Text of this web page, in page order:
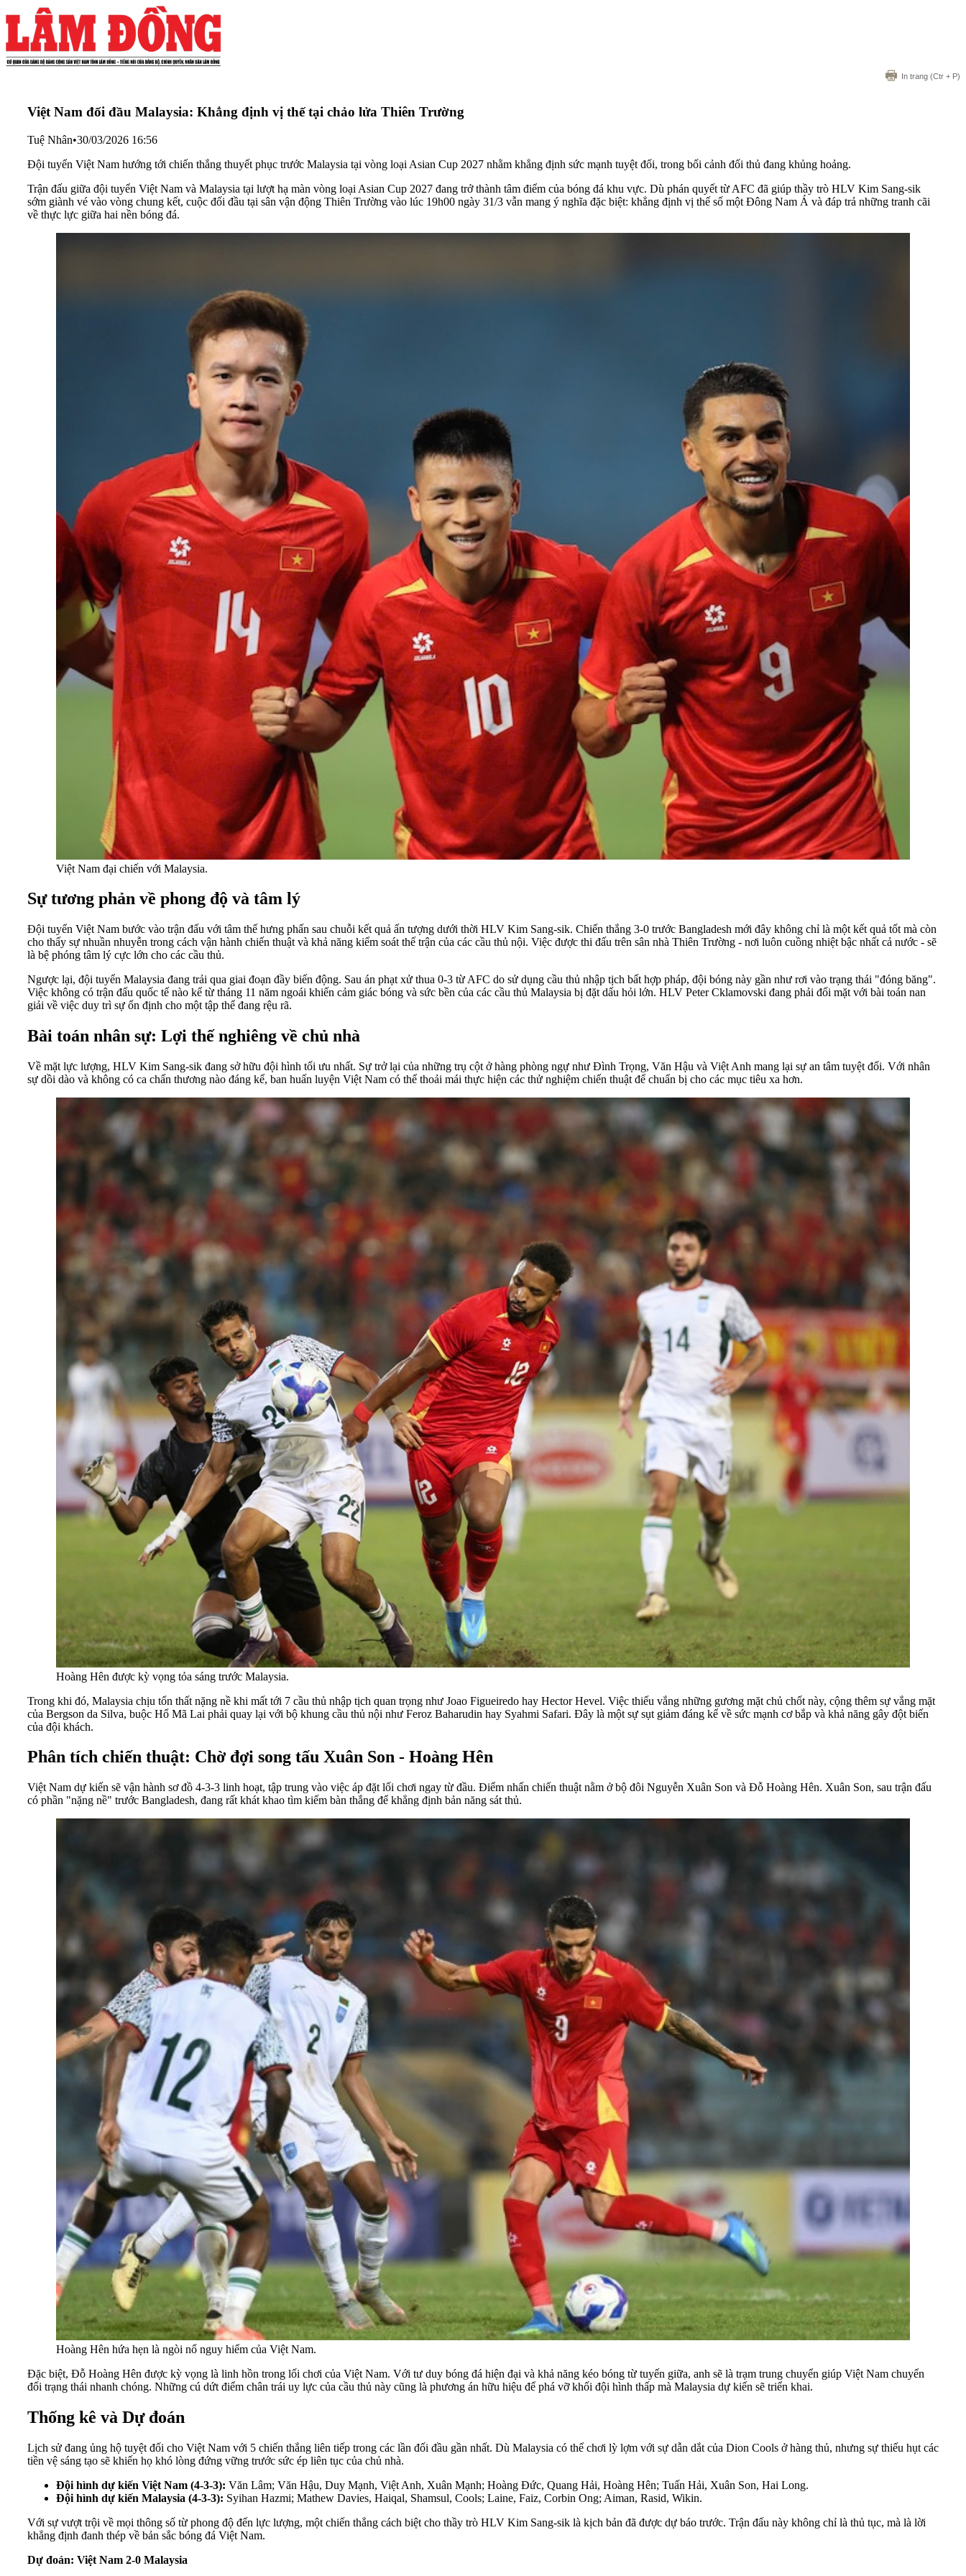
In trang (Ctr + P)
Việt Nam đối đầu Malaysia: Khẳng định vị thế tại chảo lửa Thiên Trường
Tuệ Nhân•30/03/2026 16:56
Đội tuyển Việt Nam hướng tới chiến thắng thuyết phục trước Malaysia tại vòng loại Asian Cup 2027 nhằm khẳng định sức mạnh tuyệt đối, trong bối cảnh đối thủ đang khủng hoảng.
Trận đấu giữa đội tuyển Việt Nam và Malaysia tại lượt hạ màn vòng loại Asian Cup 2027 đang trở thành tâm điểm của bóng đá khu vực. Dù phán quyết từ AFC đã giúp thầy trò HLV Kim Sang-sik
sớm giành vé vào vòng chung kết, cuộc đối đầu tại sân vận động Thiên Trường vào lúc 19h00 ngày 31/3 vẫn mang ý nghĩa đặc biệt: khẳng định vị thế số một Đông Nam Á và đáp trả những tranh cãi
về thực lực giữa hai nền bóng đá.
Việt Nam đại chiến với Malaysia.
Sự tương phản về phong độ và tâm lý
Đội tuyển Việt Nam bước vào trận đấu với tâm thế hưng phấn sau chuỗi kết quả ấn tượng dưới thời HLV Kim Sang-sik. Chiến thắng 3-0 trước Bangladesh mới đây không chỉ là một kết quả tốt mà còn
cho thấy sự nhuần nhuyễn trong cách vận hành chiến thuật và khả năng kiểm soát thế trận của các cầu thủ nội. Việc được thi đấu trên sân nhà Thiên Trường - nơi luôn cuồng nhiệt bậc nhất cả nước - sẽ
là bệ phóng tâm lý cực lớn cho các cầu thủ.
Ngược lại, đội tuyển Malaysia đang trải qua giai đoạn đầy biến động. Sau án phạt xử thua 0-3 từ AFC do sử dụng cầu thủ nhập tịch bất hợp pháp, đội bóng này gần như rơi vào trạng thái "đóng băng".
Việc không có trận đấu quốc tế nào kể từ tháng 11 năm ngoái khiến cảm giác bóng và sức bền của các cầu thủ Malaysia bị đặt dấu hỏi lớn. HLV Peter Cklamovski đang phải đối mặt với bài toán nan
giải về việc duy trì sự ổn định cho một tập thể đang rệu rã.
Bài toán nhân sự: Lợi thế nghiêng về chủ nhà
Về mặt lực lượng, HLV Kim Sang-sik đang sở hữu đội hình tối ưu nhất. Sự trở lại của những trụ cột ở hàng phòng ngự như Đình Trọng, Văn Hậu và Việt Anh mang lại sự an tâm tuyệt đối. Với nhân
sự dồi dào và không có ca chấn thương nào đáng kể, ban huấn luyện Việt Nam có thể thoải mái thực hiện các thử nghiệm chiến thuật để chuẩn bị cho các mục tiêu xa hơn.
Hoàng Hên được kỳ vọng tỏa sáng trước Malaysia.
Trong khi đó, Malaysia chịu tổn thất nặng nề khi mất tới 7 cầu thủ nhập tịch quan trọng như Joao Figueiredo hay Hector Hevel. Việc thiếu vắng những gương mặt chủ chốt này, cộng thêm sự vắng mặt
của Bergson da Silva, buộc Hổ Mã Lai phải quay lại với bộ khung cầu thủ nội như Feroz Baharudin hay Syahmi Safari. Đây là một sự sụt giảm đáng kể về sức mạnh cơ bắp và khả năng gây đột biến
của đội khách.
Phân tích chiến thuật: Chờ đợi song tấu Xuân Son - Hoàng Hên
Việt Nam dự kiến sẽ vận hành sơ đồ 4-3-3 linh hoạt, tập trung vào việc áp đặt lối chơi ngay từ đầu. Điểm nhấn chiến thuật nằm ở bộ đôi Nguyễn Xuân Son và Đỗ Hoàng Hên. Xuân Son, sau trận đấu
có phần "nặng nề" trước Bangladesh, đang rất khát khao tìm kiếm bàn thắng để khẳng định bản năng sát thủ.
Hoàng Hên hứa hẹn là ngòi nổ nguy hiểm của Việt Nam.
Đặc biệt, Đỗ Hoàng Hên được kỳ vọng là linh hồn trong lối chơi của Việt Nam. Với tư duy bóng đá hiện đại và khả năng kéo bóng từ tuyến giữa, anh sẽ là trạm trung chuyển giúp Việt Nam chuyển
đổi trạng thái nhanh chóng. Những cú dứt điểm chân trái uy lực của cầu thủ này cũng là phương án hữu hiệu để phá vỡ khối đội hình thấp mà Malaysia dự kiến sẽ triển khai.
Thống kê và Dự đoán
Lịch sử đang ủng hộ tuyệt đối cho Việt Nam với 5 chiến thắng liên tiếp trong các lần đối đầu gần nhất. Dù Malaysia có thể chơi lỳ lợm với sự dẫn dắt của Dion Cools ở hàng thủ, nhưng sự thiếu hụt các
tiền vệ sáng tạo sẽ khiến họ khó lòng đứng vững trước sức ép liên tục của chủ nhà.
Đội hình dự kiến Việt Nam (4-3-3): Văn Lâm; Văn Hậu, Duy Mạnh, Việt Anh, Xuân Mạnh; Hoàng Đức, Quang Hải, Hoàng Hên; Tuấn Hải, Xuân Son, Hai Long.
Đội hình dự kiến Malaysia (4-3-3): Syihan Hazmi; Mathew Davies, Haiqal, Shamsul, Cools; Laine, Faiz, Corbin Ong; Aiman, Rasid, Wikin.
Với sự vượt trội về mọi thông số từ phong độ đến lực lượng, một chiến thắng cách biệt cho thầy trò HLV Kim Sang-sik là kịch bản đã được dự báo trước. Trận đấu này không chỉ là thủ tục, mà là lời
khẳng định đanh thép về bản sắc bóng đá Việt Nam.
Dự đoán: Việt Nam 2-0 Malaysia